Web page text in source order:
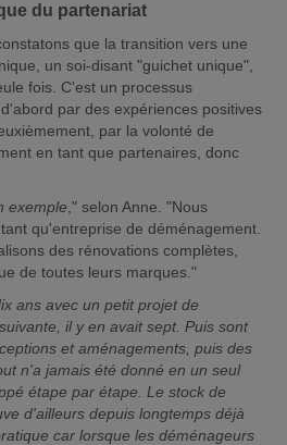
du partenariat
que la transition vers une
un soi-disant "guichet unique",
fois. C'est un processus
par des expériences positives
par la volonté de
en tant que partenaires, donc
exemple ," selon Anne. "Nous
qu'entreprise de déménagement.
des rénovations complètes,
de toutes leurs marques."
ans avec un petit projet de
il y en avait sept. Puis sont
et aménagements, puis des
n'a jamais été donné en un seul
étape par étape. Le stock de
d'ailleurs depuis longtemps déjà
car lorsque les déménageurs